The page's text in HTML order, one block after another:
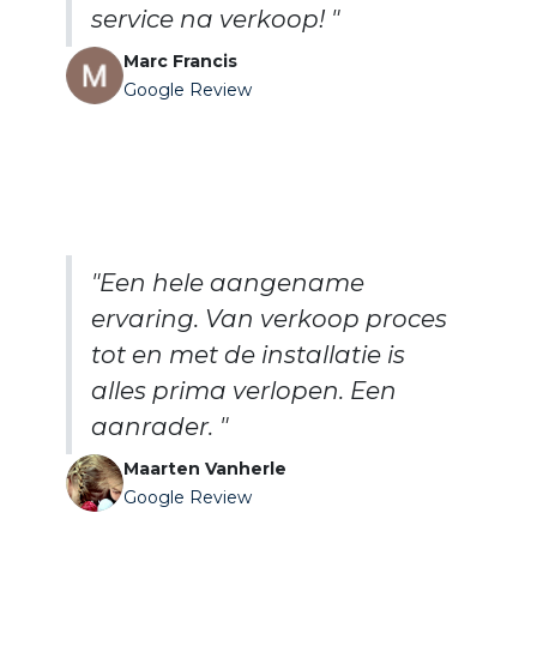
service na verkoop! "
Marc Francis
Google Review
"Een hele aangename
ervaring. Van verkoop proces
tot en met de installatie is
alles prima verlopen. Een
aanrader. "
Maarten Vanherle
Google Review